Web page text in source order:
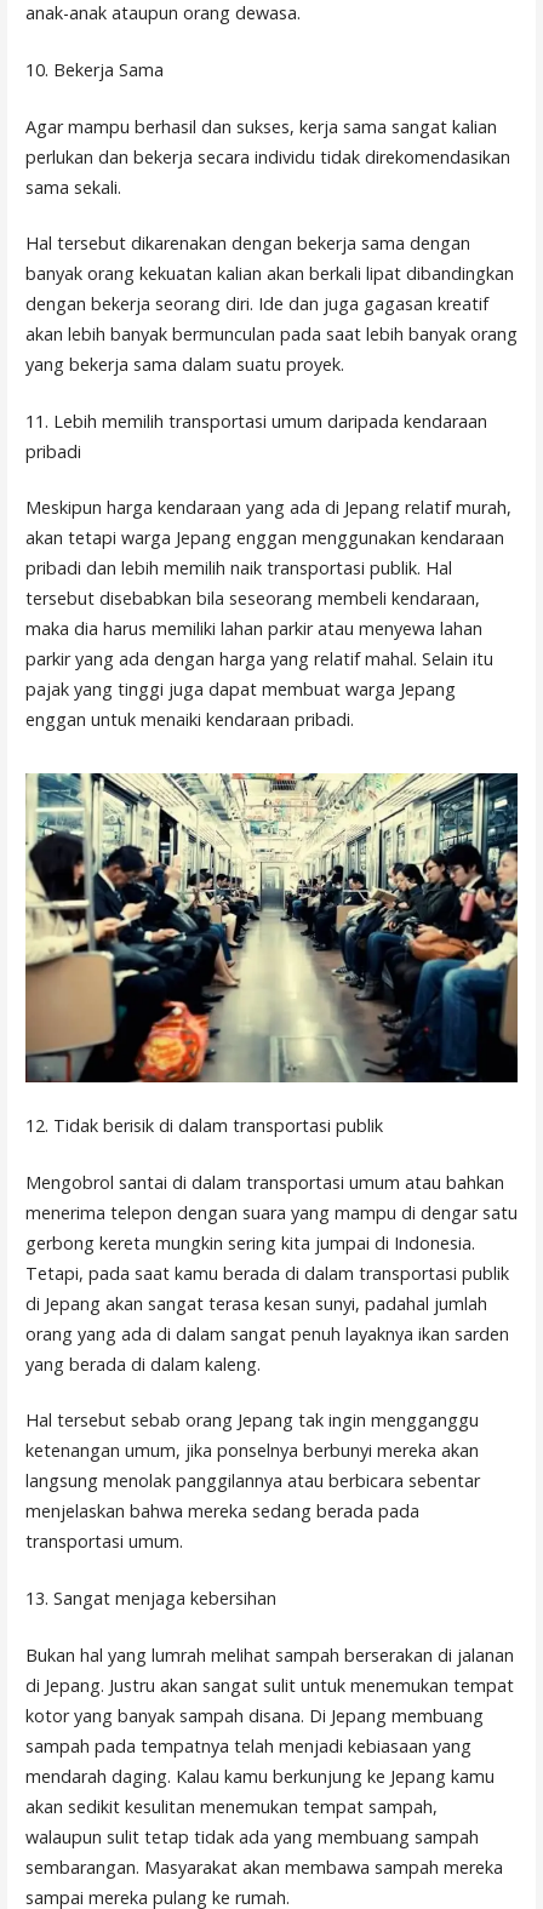
anak-anak ataupun orang dewasa.
10. Bekerja Sama
Agar mampu berhasil dan sukses, kerja sama sangat kalian
perlukan dan bekerja secara individu tidak direkomendasikan
sama sekali.
Hal tersebut dikarenakan dengan bekerja sama dengan
banyak orang kekuatan kalian akan berkali lipat dibandingkan
dengan bekerja seorang diri. Ide dan juga gagasan kreatif
akan lebih banyak bermunculan pada saat lebih banyak orang
yang bekerja sama dalam suatu proyek.
11. Lebih memilih transportasi umum daripada kendaraan
pribadi
Meskipun harga kendaraan yang ada di Jepang relatif murah,
akan tetapi warga Jepang enggan menggunakan kendaraan
pribadi dan lebih memilih naik transportasi publik. Hal
tersebut disebabkan bila seseorang membeli kendaraan,
maka dia harus memiliki lahan parkir atau menyewa lahan
parkir yang ada dengan harga yang relatif mahal. Selain itu
pajak yang tinggi juga dapat membuat warga Jepang
enggan untuk menaiki kendaraan pribadi.
12. Tidak berisik di dalam transportasi publik
Mengobrol santai di dalam transportasi umum atau bahkan
menerima telepon dengan suara yang mampu di dengar satu
gerbong kereta mungkin sering kita jumpai di Indonesia.
Tetapi, pada saat kamu berada di dalam transportasi publik
di Jepang akan sangat terasa kesan sunyi, padahal jumlah
orang yang ada di dalam sangat penuh layaknya ikan sarden
yang berada di dalam kaleng.
Hal tersebut sebab orang Jepang tak ingin mengganggu
ketenangan umum, jika ponselnya berbunyi mereka akan
langsung menolak panggilannya atau berbicara sebentar
menjelaskan bahwa mereka sedang berada pada
transportasi umum.
13. Sangat menjaga kebersihan
Bukan hal yang lumrah melihat sampah berserakan di jalanan
di Jepang. Justru akan sangat sulit untuk menemukan tempat
kotor yang banyak sampah disana. Di Jepang membuang
sampah pada tempatnya telah menjadi kebiasaan yang
mendarah daging. Kalau kamu berkunjung ke Jepang kamu
akan sedikit kesulitan menemukan tempat sampah,
walaupun sulit tetap tidak ada yang membuang sampah
sembarangan. Masyarakat akan membawa sampah mereka
sampai mereka pulang ke rumah.